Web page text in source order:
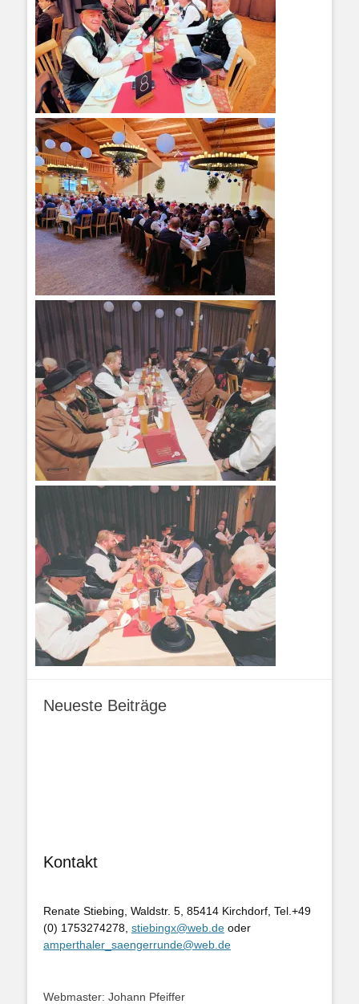
Neueste Beiträge
Kontakt
Renate Stiebing, Waldstr. 5, 85414 Kirchdorf, Tel.+49
(0) 1753274278, stiebingx@web.de oder
amperthaler_saengerrunde@web.de
Webmaster: Johann Pfeiffer